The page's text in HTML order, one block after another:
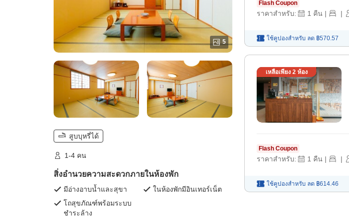
5
สูบบุหรี่ได้
1-4 คน
สิ่งอำนวยความสะดวกภายในห้องพัก
มีอ่างอาบน้ำและสุขา
ในห้องพักมีอินเทอร์เน็ต
โถสุขภัณฑ์พร้อมระบบ
ชำระล้าง
Flash Coupon
ราคาสำหรับ: 1 คืน | |
ใช้คูปองสำหรับ ลด ฿570.57
เหลือเพียง 2ห้อง
Flash Coupon
ราคาสำหรับ: 1 คืน | |
ใช้คูปองสำหรับ ลด ฿614.46